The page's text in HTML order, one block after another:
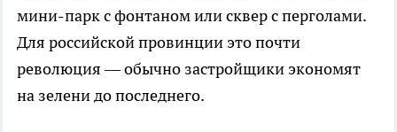
мини-парк с фонтаном или сквер с перголами.
Для российской провинции это почти
революция — обычно застройщики экономят
на зелени до последнего.